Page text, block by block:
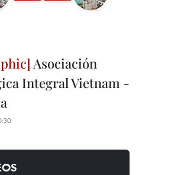
Asociación
Integral Vietnam -